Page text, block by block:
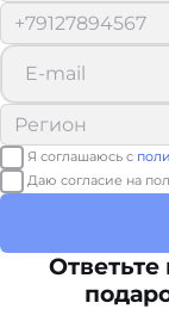
Я соглашаюсь с
Даю согласие на
Ответьте